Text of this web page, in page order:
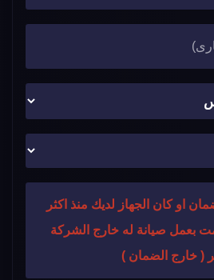
او كان الجهاز لديك منذ اكثر
قمت بعمل صيانة له خارج الشركة
( خارج الضمان )